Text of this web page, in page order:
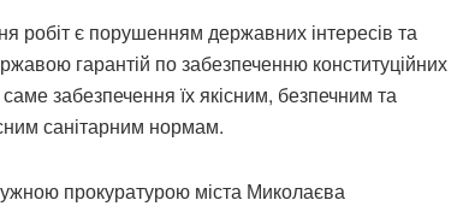
робіт є порушенням державних інтересів та
гарантій по забезпеченню конституційних
забезпечення їх якісним, безпечним та
санітарним нормам.
прокуратурою міста Миколаєва